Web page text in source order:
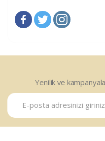
Yenilik ve